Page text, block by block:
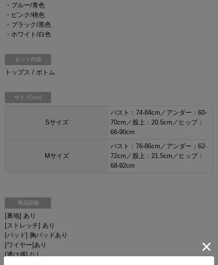
・ブルー/青色
・ピンク/桃色
・ブラック/黒色
・ホワイト/白色
セット内容
トップス / ボトム
サイズ[cm]
Sサイズ
バスト：74-84cm／アンダー：60-
70cm／股上：20.5cm／ヒップ：
66-90cm
Mサイズ
バスト：76-86cm／アンダー：62-
72cm／股上：21.5cm／ヒップ：
68-92cm
商品詳細
[裏地] あり
[ストレッチ] あり
[パッド] 胸パッドあり
[ワイヤー]あり
[透け感] なし